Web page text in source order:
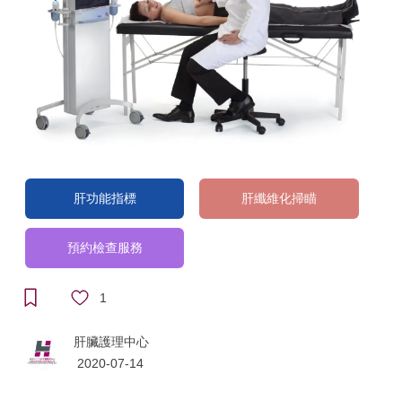
肝功能指標 肝纖維化掃瞄
預約檢查服務
1
肝臟護理中心
2020-07-14